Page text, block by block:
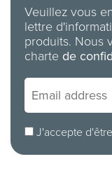
Veuillez vous
lettre
produits. Nous
charte de
J'accepte